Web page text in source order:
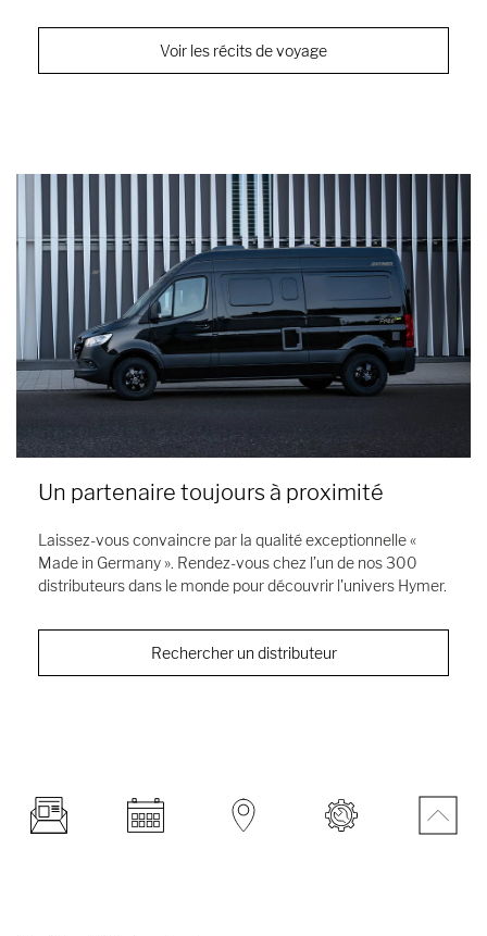
Voir les récits de voyage
Un partenaire toujours à proximité
Laissez-vous convaincre par la qualité exceptionnelle «
Made in Germany ». Rendez-vous chez l’un de nos 300
distributeurs dans le monde pour découvrir l'univers Hymer.
Rechercher un distributeur